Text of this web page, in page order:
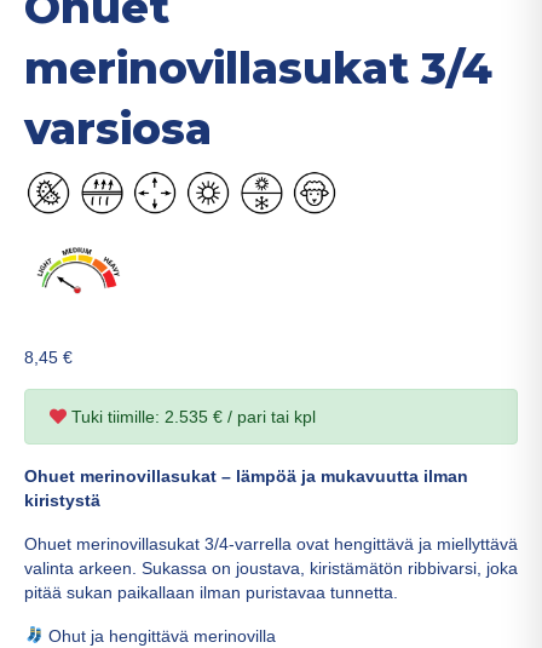
merinovillasukat 3/4
varsiosa
8,45 €
Tuki tiimille: 2.535 € / pari tai kpl
Ohuet merinovillasukat – lämpöä ja mukavuutta ilman
kiristystä
Ohuet merinovillasukat 3/4-varrella ovat hengittävä ja miellyttävä
valinta arkeen. Sukassa on joustava, kiristämätön ribbivarsi, joka
pitää sukan paikallaan ilman puristavaa tunnetta.
Ohut ja hengittävä merinovilla